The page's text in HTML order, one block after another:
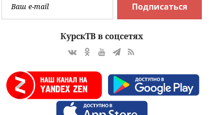
Подписаться
КурскТВ в соцсетях